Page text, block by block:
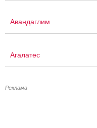
Авандаглим
Агалатес
Реклама